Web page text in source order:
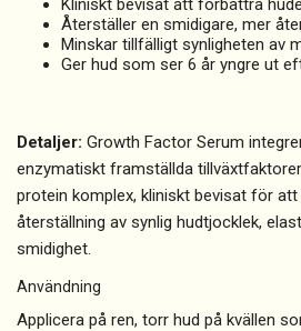
Kliniskt bevisat att förbättra
Återställer en smidigare, mer
Minskar tillfälligt synligheten av
Ger hud som ser 6 år yngre ut
Detaljer: Growth Factor Serum
enzymatiskt framställda
protein komplex, kliniskt bevisat för att
återställning av synlig hudtjocklek,
smidighet.
Användning
Applicera på ren, torr hud på kvällen